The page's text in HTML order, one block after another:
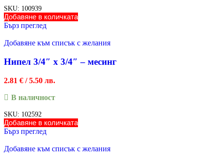
SKU: 100939
Добавяне в количката
Бърз преглед
Добавяне към списък с желания
Нипел 3/4″ х 3/4″ – месинг
2.81 € / 5.50 лв.
В наличност
SKU: 102592
Добавяне в количката
Бърз преглед
Добавяне към списък с желания